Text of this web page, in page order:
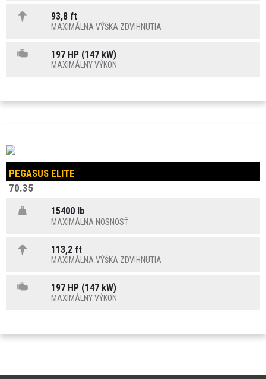
93,8 ft
MAXIMÁLNA VÝŠKA ZDVIHNUTIA
197 HP (147 kW)
MAXIMÁLNY VÝKON
PEGASUS ELITE
70.35
15400 lb
MAXIMÁLNA NOSNOSŤ
113,2 ft
MAXIMÁLNA VÝŠKA ZDVIHNUTIA
197 HP (147 kW)
MAXIMÁLNY VÝKON